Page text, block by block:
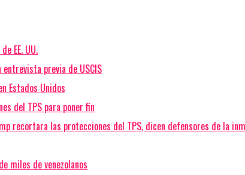
EE. UU.
previa de USCIS
Estados Unidos
del TPS para poner fin
recortara las protecciones del TPS, dicen defensores de la
miles de venezolanos